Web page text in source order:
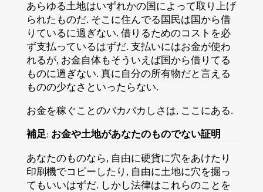
あらゆる土地はいずれかの国によって取り上げ
られたものだ. そこに住んでる国民は国から借
りているに過ぎない. 借りるためのコストを必
ず支払っているはずだ. 支払いにはお金が使わ
れるが, お金自体もそういえば国から借りてる
ものに過ぎない. 真に自分の所有物だと言える
ものの少なさといったらない.
お金を稼ぐことのバカバカしさは, ここにある.
補足: お金や土地があなたのものでない証明
あなたのものなら, 自由に硬貨に穴をあけたり
印刷機でコピーしたり, 自由に土地に穴を掘っ
てもいいはずだ. しかし法律はこれらのことを